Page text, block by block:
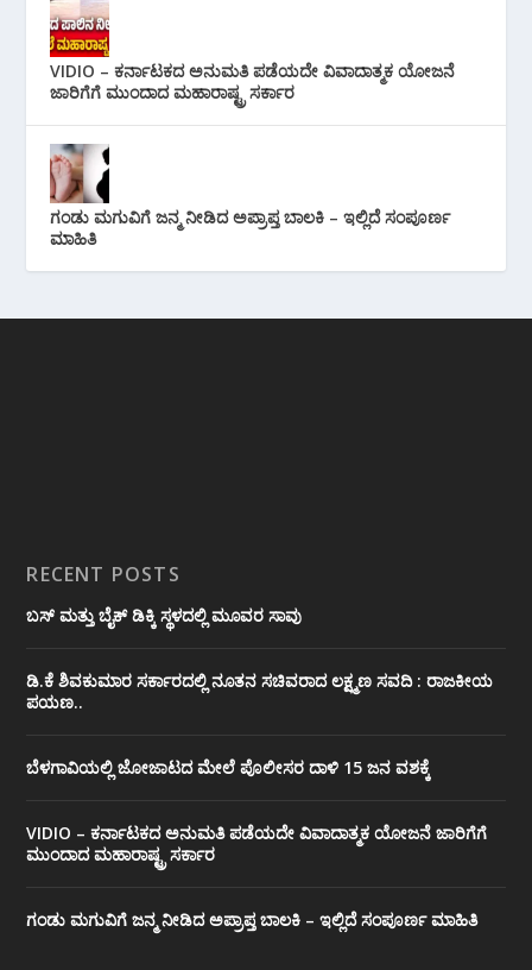
VIDIO – ಕರ್ನಾಟಕದ ಅನುಮತಿ ಪಡೆಯದೇ ವಿವಾದಾತ್ಮಕ ಯೋಜನೆ
ಜಾರಿಗೆಗೆ ಮುಂದಾದ ಮಹಾರಾಷ್ಟ್ರ ಸರ್ಕಾರ
ಗಂಡು ಮಗುವಿಗೆ ಜನ್ಮ ನೀಡಿದ ಅಪ್ರಾಪ್ತ ಬಾಲಕಿ – ಇಲ್ಲಿದೆ ಸಂಪೂರ್ಣ
ಮಾಹಿತಿ
RECENT POSTS
ಬಸ್ ಮತ್ತು ಬೈಕ್ ಡಿಕ್ಕಿ ಸ್ಥಳದಲ್ಲಿ ಮೂವರ ಸಾವು
ಡಿ.ಕೆ ಶಿವಕುಮಾರ ಸರ್ಕಾರದಲ್ಲಿ ನೂತನ ಸಚಿವರಾದ ಲಕ್ಷ್ಮಣ ಸವದಿ : ರಾಜಕೀಯ
ಪಯಣ..
ಬೆಳಗಾವಿಯಲ್ಲಿ ಜೋಜಾಟದ ಮೇಲೆ ಪೊಲೀಸರ ದಾಳಿ 15 ಜನ ವಶಕ್ಕೆ
VIDIO – ಕರ್ನಾಟಕದ ಅನುಮತಿ ಪಡೆಯದೇ ವಿವಾದಾತ್ಮಕ ಯೋಜನೆ ಜಾರಿಗೆಗೆ
ಮುಂದಾದ ಮಹಾರಾಷ್ಟ್ರ ಸರ್ಕಾರ
ಗಂಡು ಮಗುವಿಗೆ ಜನ್ಮ ನೀಡಿದ ಅಪ್ರಾಪ್ತ ಬಾಲಕಿ – ಇಲ್ಲಿದೆ ಸಂಪೂರ್ಣ ಮಾಹಿತಿ